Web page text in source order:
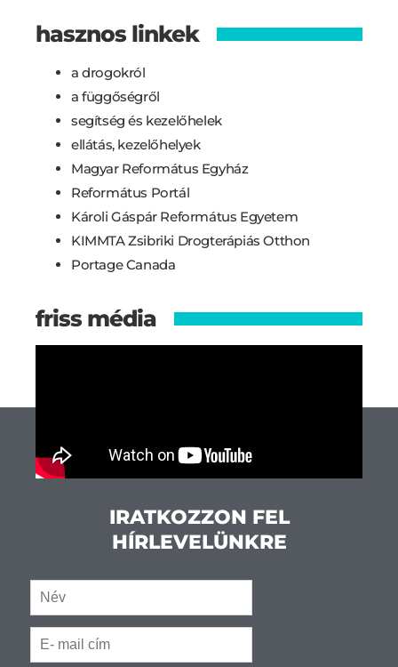
hasznos linkek
a drogokról
a függőségről
segítség és kezelőhelek
ellátás, kezelőhelyek
Magyar Református Egyház
Református Portál
Károli Gáspár Református Egyetem
KIMMTA Zsibriki Drogterápiás Otthon
Portage Canada
friss média
IRATKOZZON FEL
HÍRLEVELÜNKRE